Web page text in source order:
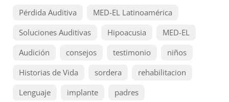
Pérdida Auditiva
MED-EL Latinoamérica
Soluciones Auditivas
Hipoacusia
MED-EL
Audición
consejos testimonio
niños
Historias de Vida
sordera
rehabilitacion
Lenguaje
implante
padres